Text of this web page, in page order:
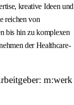
kreative Ideen und
reichen von
bis hin zu komplexen
der Healthcare-
m:werk